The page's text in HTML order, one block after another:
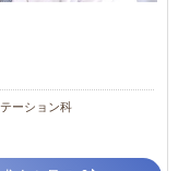
ーション科